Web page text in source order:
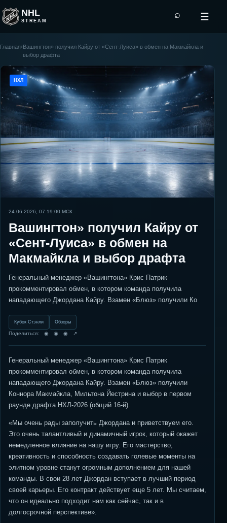
NHL
STREAM
⌕ ☰
Главная›Вашингтон» получил Кайру от «Сент-Луиса» в обмен на Макмайкла и
выбор драфта
НХЛ
24.06.2026, 07:19:00 МСК
Вашингтон» получил Кайру от
«Сент-Луиса» в обмен на
Макмайкла и выбор драфта
Генеральный менеджер «Вашингтона» Крис Патрик
прокомментировал обмен, в котором команда получила
нападающего Джордана Кайру. Взамен «Блюз» получили Ко
Кубок Стэнли Обзоры
Поделиться: ◉ ◉ ◉ ↗
Генеральный менеджер «Вашингтона» Крис Патрик
прокомментировал обмен, в котором команда получила
нападающего Джордана Кайру. Взамен «Блюз» получили
Коннора Макмайкла, Мильтона Йестрина и выбор в первом
раунде драфта НХЛ-2026 (общий 16-й).
«Мы очень рады заполучить Джордана и приветствуем его.
Это очень талантливый и динамичный игрок, который окажет
немедленное влияние на нашу игру. Его мастерство,
креативность и способность создавать голевые моменты на
элитном уровне станут огромным дополнением для нашей
команды. В свои 28 лет Джордан вступает в лучший период
своей карьеры. Его контракт действует еще 5 лет. Мы считаем,
что он идеально подходит нам как сейчас, так и в
долгосрочной перспективе».